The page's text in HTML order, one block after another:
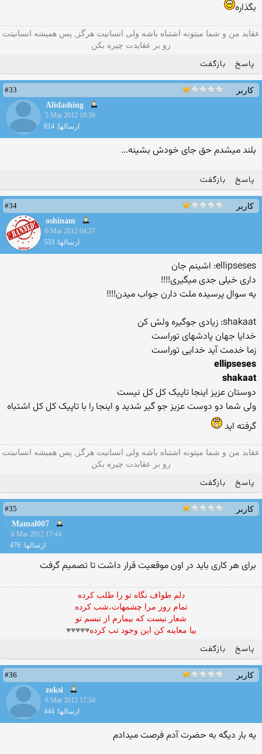
بگذاره
عقاید من و شما میتونه اشتباه باشه ولی انسانیت هرگز, پس همیشه انسانیتت
رو بر عقایدت چیره بکن
پاسخ بازگفت
کاربر
#33
Alidashing
5 Mar 2012 18:56
ارسالها: 814
بلند میشدم حق جای خودش بشینه...
پاسخ بازگفت
کاربر
#34
oshinam
6 Mar 2012 04:37
ارسالها: 533
ellipseses: اشینم جان
داری خیلی جدی میگیری!!!!
یه سوال پرسیده ملت دارن جواب میدن!!!!
shakaat: زیادی جوگیره ولش کن
خدایا جهان پادشهای توراست
زما خدمت آید خدایی توراست
ellipseses
shakaat
دوستان عزیز اینجا تاپیک کل کل نیست
ولی شما دو دوست عزیز جو گیر شدید و اینجا را با تاپیک کل کل اشتباه
گرفته اید
عقاید من و شما میتونه اشتباه باشه ولی انسانیت هرگز, پس همیشه انسانیتت
رو بر عقایدت چیره بکن
پاسخ بازگفت
کاربر
#35
Mamal007
6 Mar 2012 17:44
ارسالها: 476
براى هر كارى بايد در اون موقعيت قرار داشت تا تصميم گرفت
دلم طواف نگاه تو را طلب کرده
تمام روز مرا چشمهات،شب کرده
شعار نيست که بيمارم از تبسم تو
بيا معاينه کن اين وجود تب کرده♥♥♥♥♥
پاسخ بازگفت
کاربر
#36
zoksi
6 Mar 2012 17:54
ارسالها: 444
يه بار ديگه به حضرت آدم فرصت ميدادم